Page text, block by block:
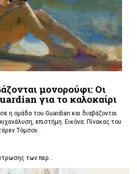
μονορούφι: Οι
για το καλοκαίρι
η ομάδα του Guardian και διαβάζονται
επιστήμη. Εικόνα: Πίνακας του
Τόμσον.
των περ...